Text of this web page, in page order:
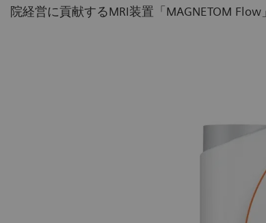
院経営に貢献するMRI装置「MAGNETOM